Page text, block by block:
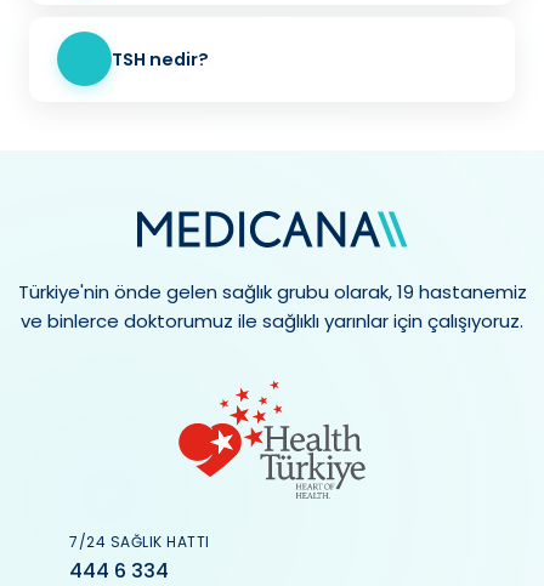
TSH nedir?
Türkiye'nin önde gelen sağlık grubu olarak, 19 hastanemiz
ve binlerce doktorumuz ile sağlıklı yarınlar için çalışıyoruz.
7/24 SAĞLIK HATTI
444 6 334